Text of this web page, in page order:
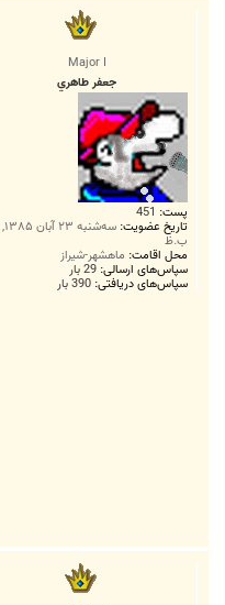
Major I
جعفر طاهري
پست: 451
تاریخ عضویت:
ب.ظ
محل اقامت: ماهشهر-شیراز
سپاس‌های ارسالی: 29 بار
سپاس‌های دریافتی: 390 بار